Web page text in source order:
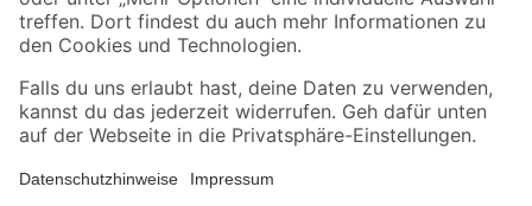
Alle Preisangaben in EUR inkl. gesetzl. MwSt.. Die dargestellten Angebote sind unter
Umständen nicht in allen Märkten verfügbar. Die angegebenen Verfügbarkeiten beziehen
Produkte nur solange der Vorrat reicht.
*Paketversand ab 59 € versandkostenfrei, gilt nicht für Artikel mit Speditionsversand, hier